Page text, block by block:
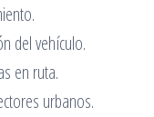
del vehículo.
en ruta.
urbanos.